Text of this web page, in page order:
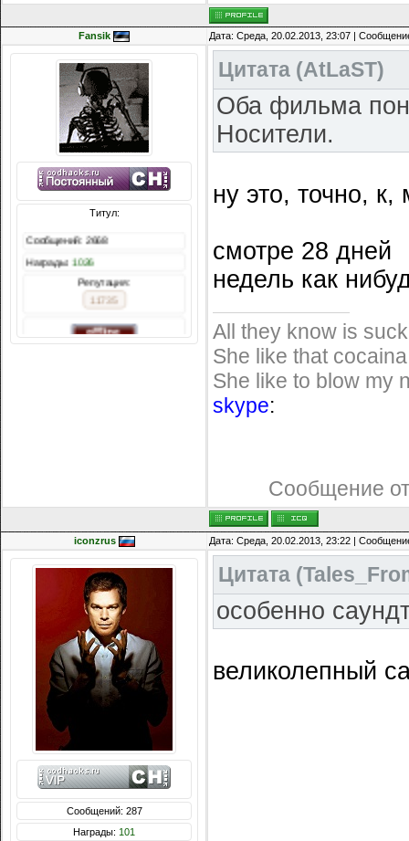
Fansik Дата: Среда, 20.02.2013, 23:07 |
Титул:
Сообщений: 2668
Репутация:
Цитата (AtLaST)
Оба фильма
Носители.
ну это, точно,
смотре 28 дней
недель как
All they know is
She like that
She like to blow my
skype:
Сообщение
iconzrus Дата: Среда, 20.02.2013, 23:22 |
Сообщений: 287
Награды: 101
Цитата (
особенно
великолепный